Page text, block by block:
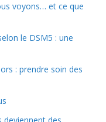
voyons… et ce que
le DSM5 : une
: prendre soin des